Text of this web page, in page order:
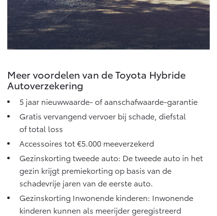
Meer voordelen van de Toyota Hybride
Autoverzekering
5 jaar nieuwwaarde- of aanschafwaarde-garantie
Gratis vervangend vervoer bij schade, diefstal
of total loss
Accessoires tot €5.000 meeverzekerd
Gezinskorting tweede auto: De tweede auto in het
gezin krijgt premiekorting op basis van de
schadevrije jaren van de eerste auto.
Gezinskorting Inwonende kinderen: Inwonende
kinderen kunnen als meerijder geregistreerd